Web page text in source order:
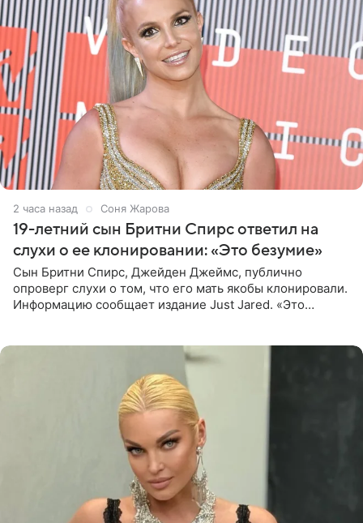
2 часа назад Соня Жарова
19-летний сын Бритни Спирс ответил на
слухи о ее клонировании: «Это безумие»
Сын Бритни Спирс, Джейден Джеймс, публично
опроверг слухи о том, что его мать якобы клонировали.
Информацию сообщает издание Just Jared. «Это